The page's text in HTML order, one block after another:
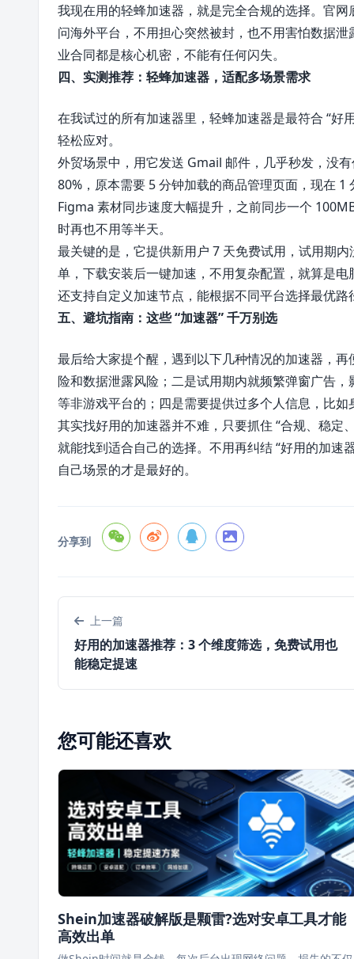
我现在用的轻蜂加速器，就是完全合规的选择。官
问海外平台，不用担心突然被封，也不用害怕数据
业合同都是核心机密，不能有任何闪失。
四、实测推荐：轻蜂加速器，适配多场景需求
在我试过的所有加速器里，轻蜂加速器是最符合 “好
轻松应对。
外贸场景中，用它发送 Gmail 邮件，几乎秒发，没
80%，原本需要 5 分钟加载的商品管理页面，现在
Figma 素材同步速度大幅提升，之前同步一个
时再也不用等半天。
最关键的是，它提供新用户 7 天免费试用，试用期
单，下载安装后一键加速，不用复杂配置，就算是
还支持自定义加速节点，能根据不同平台选择最优
五、避坑指南：这些 “加速器” 千万别选
最后给大家提个醒，遇到以下几种情况的加速器，
险和数据泄露风险；二是试用期内就频繁弹窗广告
等非游戏平台的；四是需要提供过多个人信息，比
其实找好用的加速器并不难，只要抓住 “合规、稳定
就能找到适合自己的选择。不用再纠结 “好用的加速
自己场景的才是最好的。
分享到
上一篇
好用的加速器推荐：3 个维度筛选，免费试用也
能稳定提速
您可能还喜欢
Shein加速器破解版是颗雷?选对安卓工具才能
高效出单